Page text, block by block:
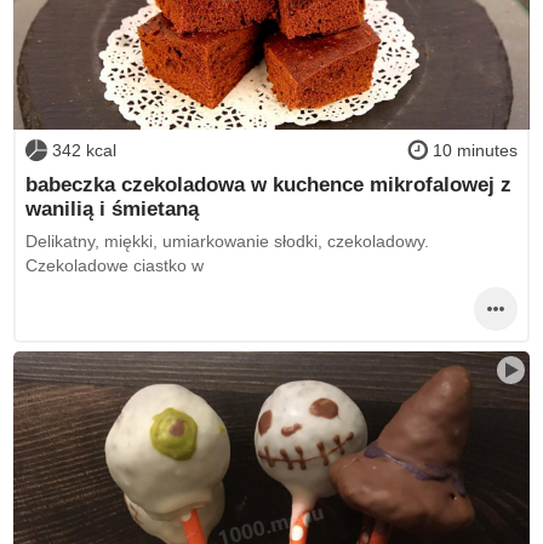
342 kcal 10 minutes
babeczka czekoladowa w kuchence mikrofalowej z
wanilią i śmietaną
Delikatny, miękki, umiarkowanie słodki, czekoladowy.
Czekoladowe ciastko w